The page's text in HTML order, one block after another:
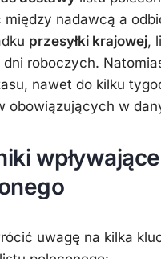
między nadawcą a
przesyłki krajowej,
dni roboczych.
nawet do kilku
obowiązujących w
uwagę na kilka